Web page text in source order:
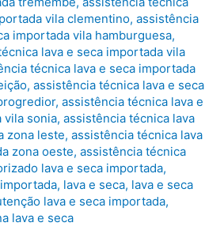
vila clementino, assistência
importada vila hamburguesa,
lava e seca importada vila
técnica lava e seca importada
, assistência técnica lava e seca
, assistência técnica lava e
vila sonia, assistência técnica lava
zona leste, assistência técnica lava
zona oeste, assistência técnica
lava e seca importada,
, lava e seca, lava e seca
lava e seca importada,
lava e seca